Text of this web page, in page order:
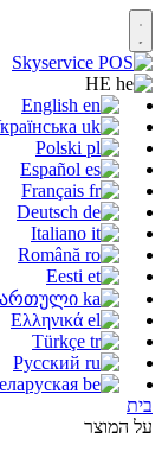
English
Polski
Español
Français
Deutsch
Italiano
Română
Eesti
Ελληνικά
Türkçe
Русский
בית
על המוצר